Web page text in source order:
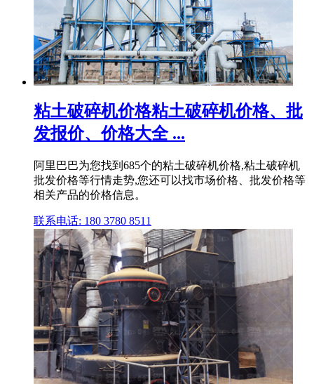
粘土破碎机价格粘土破碎机价格、批
发报价、价格大全 ...
阿里巴巴为您找到685个的粘土破碎机价格,粘土破碎机
批发价格等行情走势,您还可以找市场价格、批发价格等
相关产品的价格信息。
联系电话: 180 3780 8511